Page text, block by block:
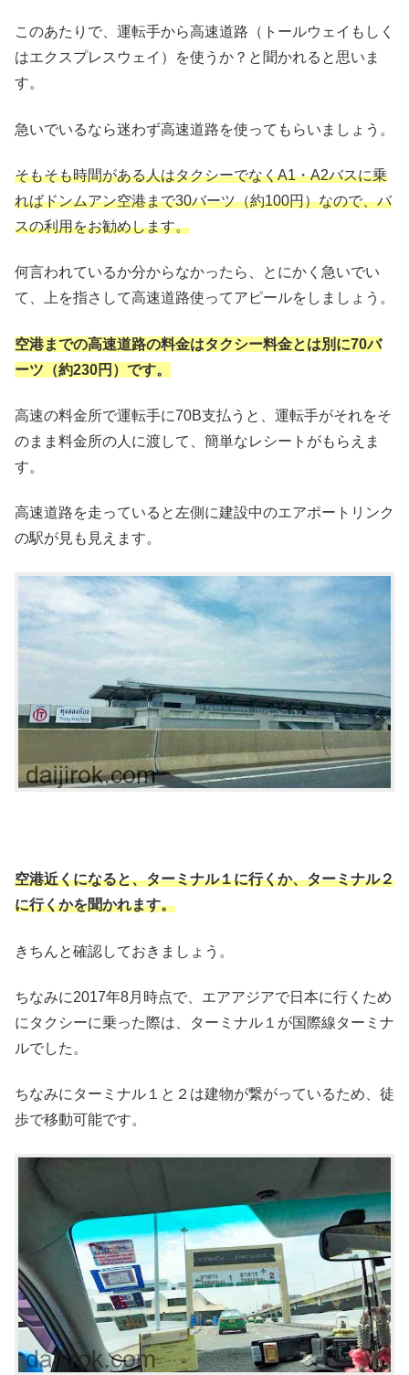
このあたりで、運転手から高速道路（トールウェイもしく
はエクスプレスウェイ）を使うか？と聞かれると思いま
す。
急いでいるなら迷わず高速道路を使ってもらいましょう。
そもそも時間がある人はタクシーでなくA1・A2バスに乗
ればドンムアン空港まで30バーツ（約100円）なので、バ
スの利用をお勧めします。
何言われているか分からなかったら、とにかく急いでい
て、上を指さして高速道路使ってアピールをしましょう。
空港までの高速道路の料金はタクシー料金とは別に70バ
ーツ（約230円）です。
高速の料金所で運転手に70B支払うと、運転手がそれをそ
のまま料金所の人に渡して、簡単なレシートがもらえま
す。
高速道路を走っていると左側に建設中のエアポートリンク
の駅が見も見えます。
空港近くになると、ターミナル１に行くか、ターミナル２
に行くかを聞かれます。
きちんと確認しておきましょう。
ちなみに2017年8月時点で、エアアジアで日本に行くため
にタクシーに乗った際は、ターミナル１が国際線ターミナ
ルでした。
ちなみにターミナル１と２は建物が繋がっているため、徒
歩で移動可能です。